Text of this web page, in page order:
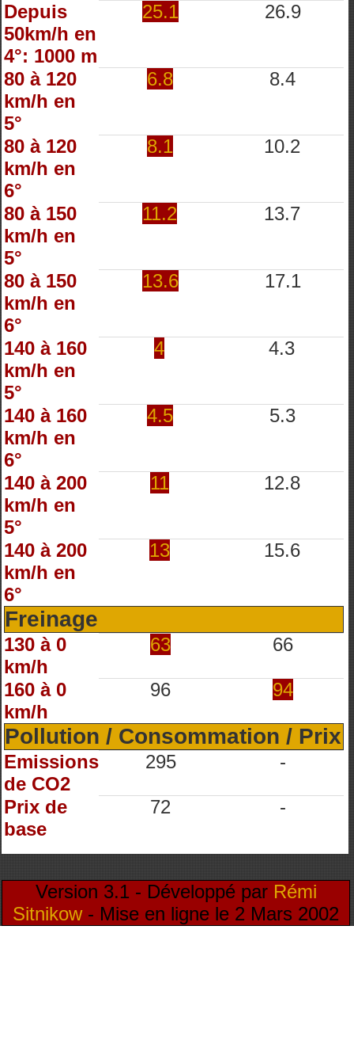
Depuis
50km/h en
4°: 1000 m
25.1 26.9
80 à 120
km/h en
5°
6.8 8.4
80 à 120
km/h en
6°
8.1 10.2
80 à 150
km/h en
5°
11.2 13.7
80 à 150
km/h en
6°
13.6 17.1
140 à 160
km/h en
5°
4 4.3
140 à 160
km/h en
6°
4.5 5.3
140 à 200
km/h en
5°
11 12.8
140 à 200
km/h en
6°
13 15.6
Freinage
130 à 0
km/h
63 66
160 à 0
km/h
96 94
Pollution / Consommation / Prix
Emissions
de CO2
295 -
Prix de
base
72 -
Version 3.1 - Développé par Rémi
Sitnikow- Mise en ligne le 2 Mars 2002